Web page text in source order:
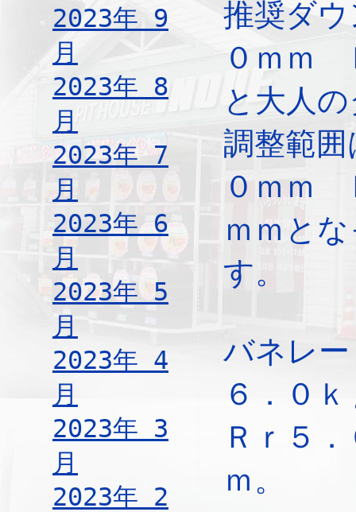
2023年 9
月
2023年 8
月
2023年 7
月
2023年 6
月
2023年 5
月
2023年 4
月
2023年 3
月
2023年 2
推奨ダ
０ｍｍ
と大人
調整範
０ｍｍ
ｍｍと
す。
バネレ
６．０
Ｒｒ５
ｍ。